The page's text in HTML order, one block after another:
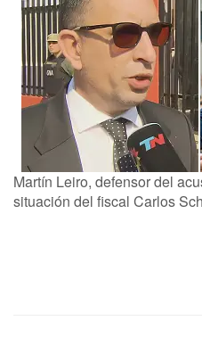
Martín Leiro, defensor del
situación del fiscal Carlos